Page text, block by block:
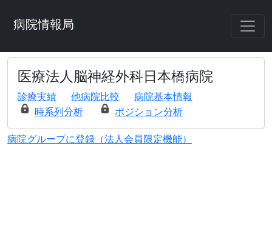
病院情報局
医療法人脳神経外科日本橋病院
診療実績 他病院比較
病院基本情報
時系列分析
ポジション分析
病院グループに登録（法人会員限定機能）